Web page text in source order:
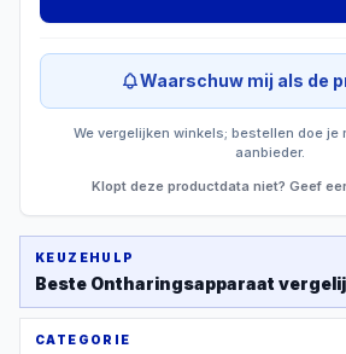
Waarschuw mij als de
We vergelijken winkels; bestellen doe je
aanbieder.
Klopt deze productdata niet? Geef
KEUZEHULP
Beste Ontharingsapparaat
CATEGORIE